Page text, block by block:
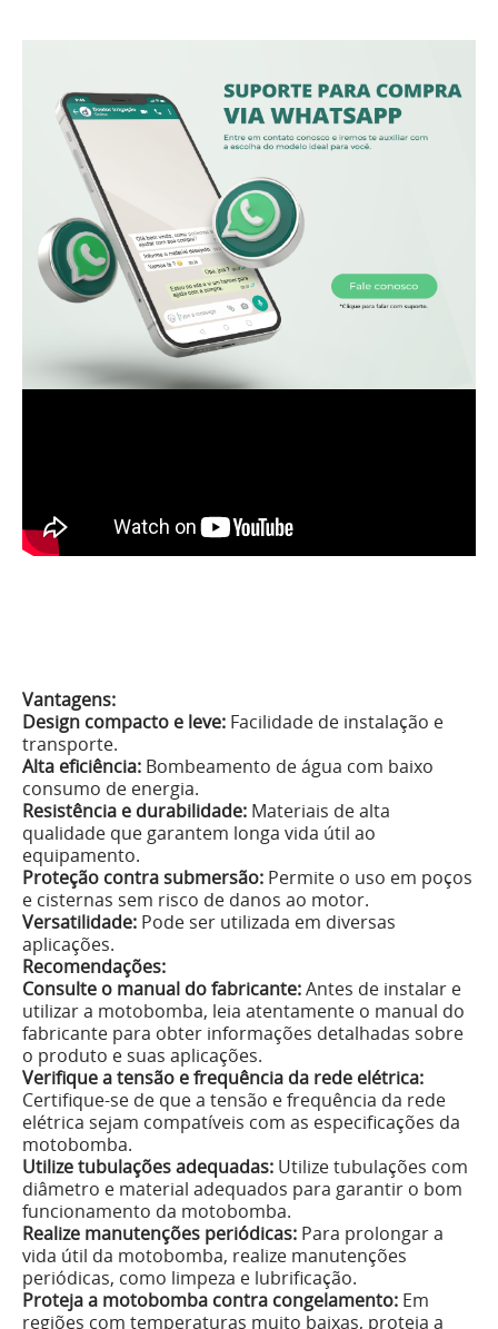
Vantagens:
Design compacto e leve: Facilidade de instalação e
transporte.
Alta eficiência: Bombeamento de água com baixo
consumo de energia.
Resistência e durabilidade: Materiais de alta
qualidade que garantem longa vida útil ao
equipamento.
Proteção contra submersão: Permite o uso em poços
e cisternas sem risco de danos ao motor.
Versatilidade: Pode ser utilizada em diversas
aplicações.
Recomendações:
Consulte o manual do fabricante:Antes de instalar e
utilizar a motobomba, leia atentamente o manual do
fabricante para obter informações detalhadas sobre
o produto e suas aplicações.
Verifique a tensão e frequência da rede elétrica:
Certifique-se de que a tensão e frequência da rede
elétrica sejam compatíveis com as especificações da
motobomba.
Utilize tubulações adequadas: Utilize tubulações com
diâmetro e material adequados para garantir o bom
funcionamento da motobomba.
Realize manutenções periódicas: Para prolongar a
vida útil da motobomba, realize manutenções
periódicas, como limpeza e lubrificação.
Proteja a motobomba contra congelamento: Em
regiões com temperaturas muito baixas, proteja a